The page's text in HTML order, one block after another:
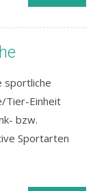
sportliche
Tier-Einheit
bzw.
Sportarten